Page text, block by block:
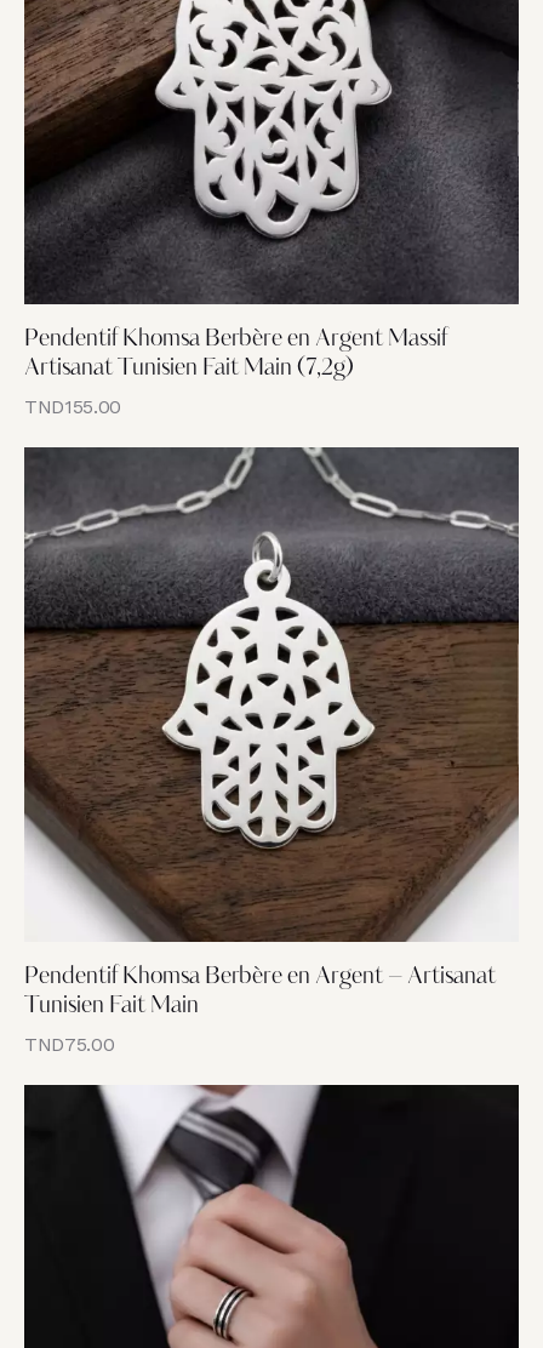
Pendentif Khomsa Berbère en Argent Massif
Artisanat Tunisien Fait Main (7,2g)
TND155.00
Pendentif Khomsa Berbère en Argent – Artisanat
Tunisien Fait Main
TND75.00